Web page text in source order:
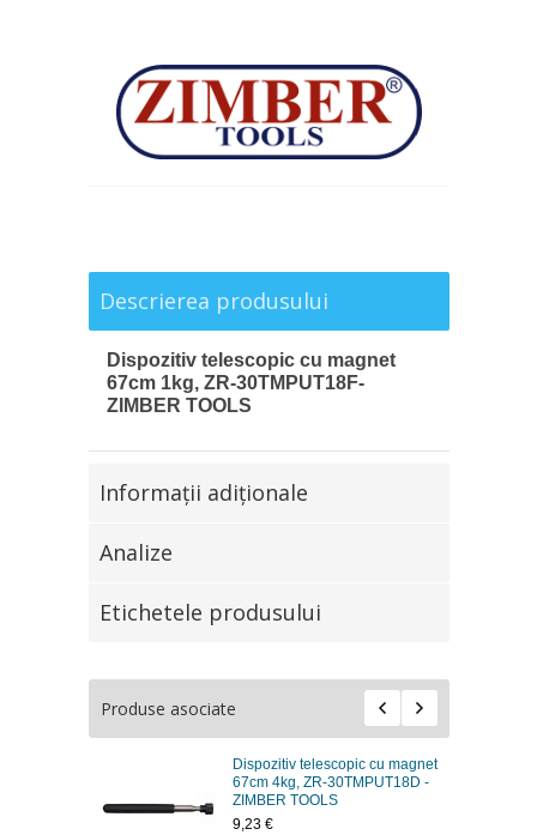
Descrierea produsului
Dispozitiv telescopic cu magnet
67cm 1kg, ZR-30TMPUT18F-
ZIMBER TOOLS
Informaţii adiţionale
Analize
Etichetele produsului
Produse asociate
Dispozitiv telescopic cu magnet
67cm 4kg, ZR-30TMPUT18D -
ZIMBER TOOLS
9,23 €